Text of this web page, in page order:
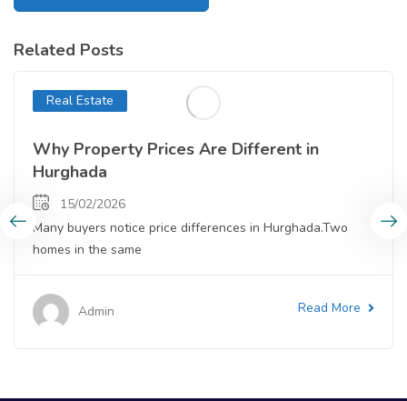
Related Posts
Real Estate
Why Property Prices Are Different in
Hurghada
15/02/2026
Many buyers notice price differences in Hurghada.Two
homes in the same
Admin Read More